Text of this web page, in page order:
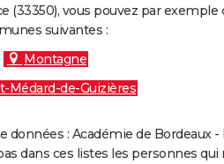
(33350), vous pouvez par
suivantes :
Montagne
Médard-de-Guizières
données : Académie de Bordeaux
dans ces listes les personnes